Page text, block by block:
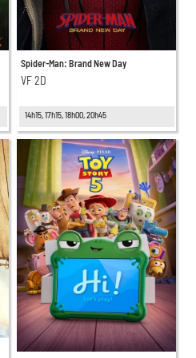
Spider-Man: Brand New Day
VF 2D
14h15, 17h15, 18h00, 20h45